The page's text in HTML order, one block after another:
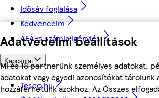
Adatvédelmi beállítások
Mi és 18 partnerünk személyes adatokat,
adatokat vagy egyedi azonosítókat tárolunk
hozzáférhetünk azokhoz. Az Összes
Idősáv foglalása
Kedvenceim
ÁFÁ-s számla igénylés
Kapcsolat
Tesco.hu